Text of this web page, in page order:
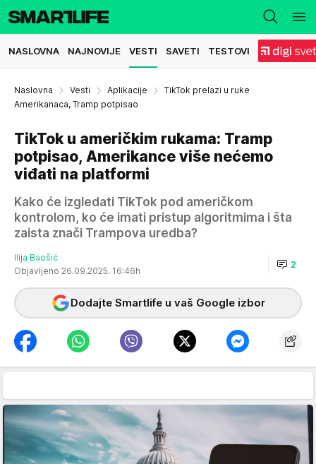
NASLOVNA NAJNOVIJE VESTI SAVETI TESTOVI
Naslovna Vesti Aplikacije
TikTok prelazi u ruke
Amerikanaca, Tramp potpisao
TikTok u američkim rukama: Tramp
potpisao, Amerikance više nećemo
viđati na platformi
Kako će izgledati TikTok pod američkom
kontrolom, ko će imati pristup algoritmima i šta
zaista znači Trampova uredba?
Ilija Baošić
Objavljeno 26.09.2025. 16:46h
2
Dodajte Smartlife u vaš Google izbor